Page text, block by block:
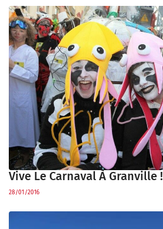
Vive Le Carnaval À Granville !
28/01/2016